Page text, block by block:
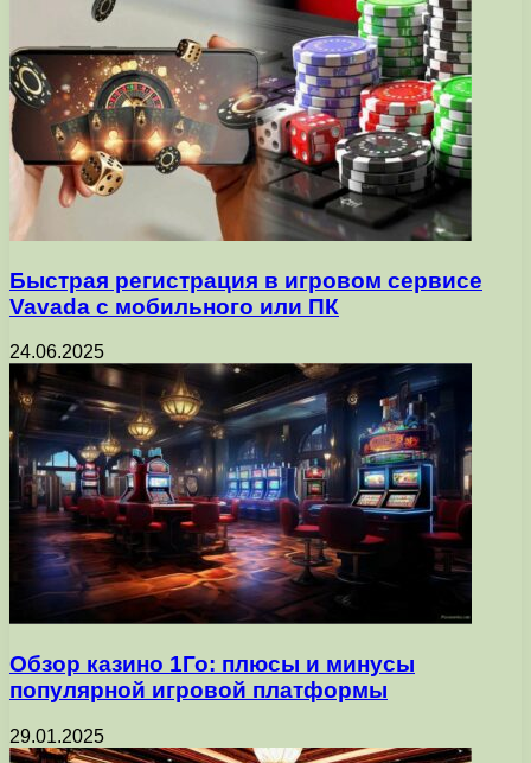
Быстрая регистрация в игровом сервисе
Vavada с мобильного или ПК
24.06.2025
Обзор казино 1Го: плюсы и минусы
популярной игровой платформы
29.01.2025